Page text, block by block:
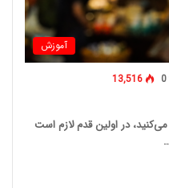
آموزش
0
13,516
در اولین قدم لازم است